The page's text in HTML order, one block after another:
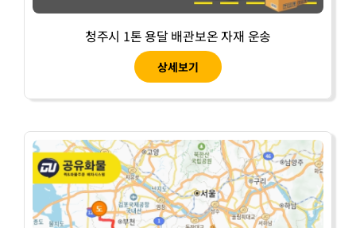
청주시 1톤 용달 배관보온 자재 운송
상세보기